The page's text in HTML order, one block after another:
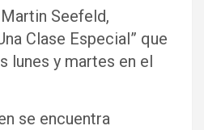
Seefeld,
Clase Especial” que
lunes y martes en el
se encuentra